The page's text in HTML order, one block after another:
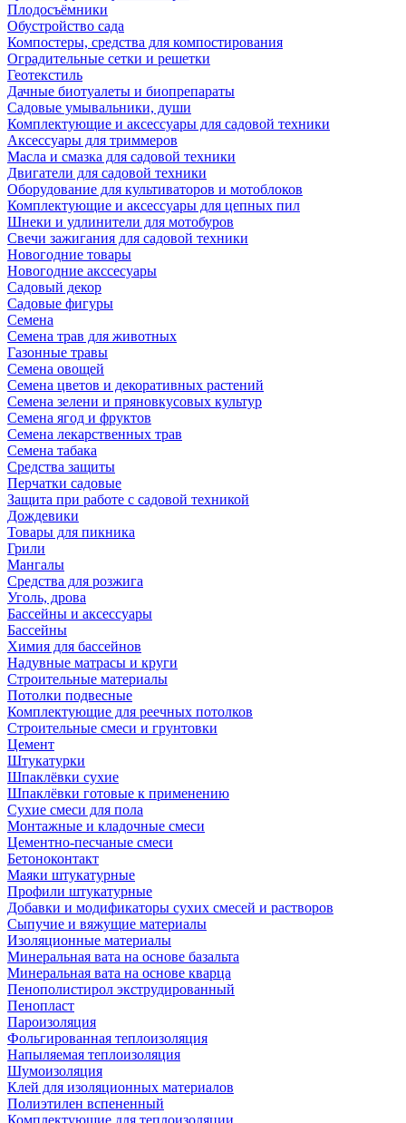
Плодосъёмники
Обустройство сада
Компостеры, средства для компостирования
Оградительные сетки и решетки
Геотекстиль
Дачные биотуалеты и биопрепараты
Садовые умывальники, души
Комплектующие и аксессуары для садовой техники
Аксессуары для триммеров
Масла и смазка для садовой техники
Двигатели для садовой техники
Оборудование для культиваторов и мотоблоков
Комплектующие и аксессуары для цепных пил
Шнеки и удлинители для мотобуров
Свечи зажигания для садовой техники
Новогодние товары
Новогодние акссесуары
Садовый декор
Садовые фигуры
Семена
Семена трав для животных
Газонные травы
Семена овощей
Семена цветов и декоративных растений
Семена зелени и пряновкусовых культур
Семена ягод и фруктов
Семена лекарственных трав
Семена табака
Средства защиты
Перчатки садовые
Защита при работе с садовой техникой
Дождевики
Товары для пикника
Грили
Мангалы
Средства для розжига
Уголь, дрова
Бассейны и аксессуары
Бассейны
Химия для бассейнов
Надувные матрасы и круги
Строительные материалы
Потолки подвесные
Комплектующие для реечных потолков
Строительные смеси и грунтовки
Цемент
Штукатурки
Шпаклёвки сухие
Шпаклёвки готовые к применению
Сухие смеси для пола
Монтажные и кладочные смеси
Цементно-песчаные смеси
Бетоноконтакт
Маяки штукатурные
Профили штукатурные
Добавки и модификаторы сухих смесей и растворов
Сыпучие и вяжущие материалы
Изоляционные материалы
Минеральная вата на основе базальта
Минеральная вата на основе кварца
Пенополистирол экструдированный
Пенопласт
Пароизоляция
Фольгированная теплоизоляция
Напыляемая теплоизоляция
Шумоизоляция
Клей для изоляционных материалов
Полиэтилен вспененный
Комплектующие для теплоизоляции